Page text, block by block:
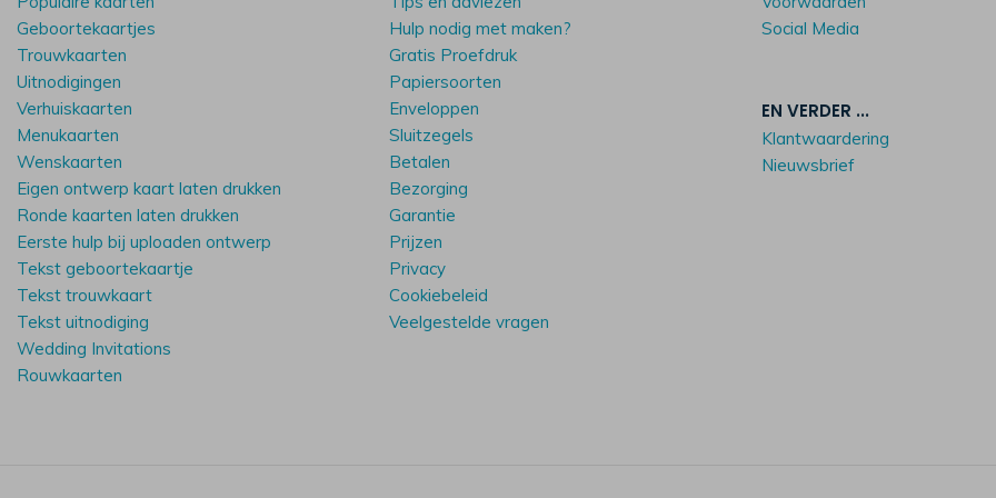
Geboortekaartjes
Trouwkaarten
Uitnodigingen
Verhuiskaarten
Menukaarten
Wenskaarten
Eigen ontwerp kaart laten drukken
Ronde kaarten laten drukken
Eerste hulp bij uploaden ontwerp
Tekst geboortekaartje
Tekst trouwkaart
Tekst uitnodiging
Wedding Invitations
Rouwkaarten
Hulp nodig met maken?
Gratis Proefdruk
Papiersoorten
Enveloppen
Sluitzegels
Betalen
Bezorging
Garantie
Prijzen
Privacy
Cookiebeleid
Veelgestelde vragen
Social Media
EN VERDER ...
Klantwaardering
Nieuwsbrief